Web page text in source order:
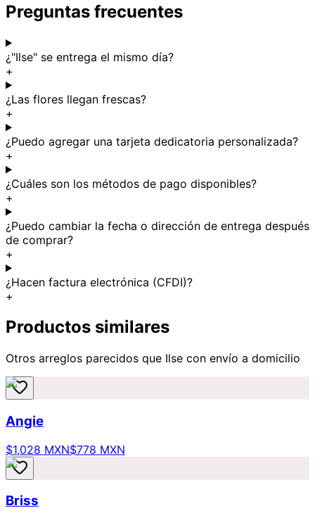
Preguntas frecuentes
¿"Ilse" se entrega el mismo día?
+
¿Las flores llegan frescas?
+
¿Puedo agregar una tarjeta dedicatoria personalizada?
+
¿Cuáles son los métodos de pago disponibles?
+
¿Puedo cambiar la fecha o dirección de entrega después
de comprar?
+
¿Hacen factura electrónica (CFDI)?
+
Productos similares
Otros arreglos parecidos que Ilse con envío a domicilio
Angie
$1,028 MXN$778 MXN
Briss